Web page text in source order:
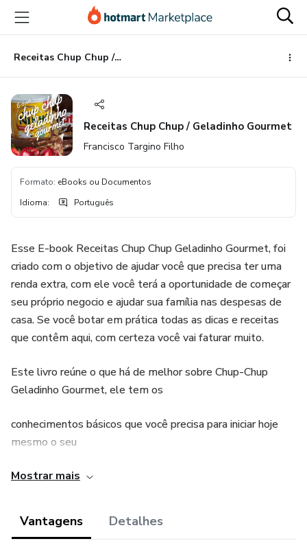
para
conteúdo
principal
para
pagamento
para
rodapé
Receitas Chup Chup / Geladinho Gourmet
Receitas Chup Chup / Geladinho Gourmet
Francisco Targino Filho
Formato: eBooks ou Documentos
Idioma: Português
Esse E-book Receitas Chup Chup Geladinho Gourmet, foi
criado com o objetivo de ajudar você que precisa ter uma
renda extra, com ele você terá a oportunidade de começar
seu próprio negocio e ajudar sua família nas despesas de
casa. Se você botar em prática todas as dicas e receitas
que contêm aqui, com certeza você vai faturar muito.
Este livro reúne o que há de melhor sobre Chup-Chup
Geladinho Gourmet, ele tem os
conhecimentos básicos que você precisa para iniciar hoje
mesmo o seu
negócio neste ramo, podendo faturar mais de 3 mil reais
Não tenha vergonha, esse produto todo mundo compra,
Mostrar mais
Vantagens Detalhes